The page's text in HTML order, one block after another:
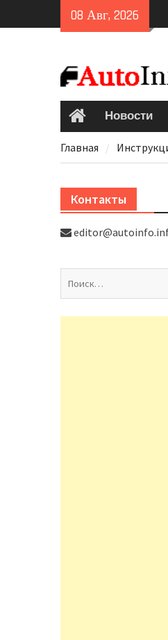
to
08 Авг, 2026
Главная
Новости
Главная
Контакты